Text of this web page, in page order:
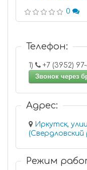
0
Телефон:
1)
+7
Звонок через
Адрес:
Иркутск,
(Свердловский
Режим